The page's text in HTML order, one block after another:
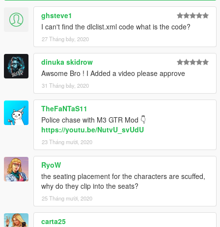
ghsteve1
I can't find the dlclist.xml code what is the code?
27 Tháng bảy, 2020
dinuka skidrow
Awsome Bro ! I Added a video please approve
31 Tháng bảy, 2020
TheFaNTaS11
Police chase with M3 GTR Mod 👇
https://youtu.be/NutvU_svUdU
23 Tháng mười, 2020
RyoW
the seating placement for the characters are scuffed,
why do they clip into the seats?
25 Tháng mười, 2020
carta25